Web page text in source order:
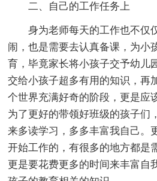
二、自己的工作任务上
身为老师每天的工作也不仅
闹，也是需要去认真备课，为小
育，毕竟家长将小孩子交予幼儿
交给小孩子超多有用的知识，再
个世界充满好奇的阶段，更是应
为了更好的带领好班级的孩子们
来多读学习，多多丰富我自己。
开始工作的，有很多的地方都是
更是要花费更多的时间来丰富自